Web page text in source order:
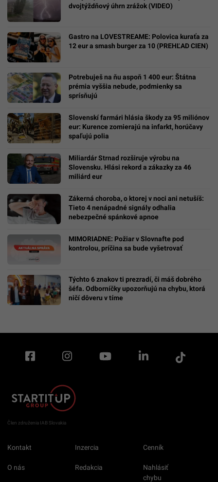
dvojtýždňový úhrn zrážok (VIDEO)
Gastro na LOVESTREAME: Polovica kuraťa za
12 eur a smash burger za 10 (PREHĽAD CIEN)
Potrebuješ na ňu aspoň 1 400 eur: Štátna
prémia vyššia nebude, podmienky sa
sprísňujú
Slovenskí farmári hlásia škody za 95 miliónov
eur: Kurence zomierajú na infarkt, horúčavy
spaľujú polia
Miliardár Strnad rozširuje výrobu na
Slovensku. Hlási rekord a zákazky za 46
miliárd eur
Zákerná choroba, o ktorej v noci ani netušíš:
Tieto 4 nenápadné signály odhalia
nebezpečné spánkové apnoe
MIMORIADNE: Požiar v Slovnafte pod
kontrolou, príčina sa bude vyšetrovať
Týchto 6 znakov ti prezradí, či máš dobrého
šéfa. Odborníčky upozorňujú na chybu, ktorá
ničí dôveru v tíme
Člen združenia IAB Slovakia
Kontakt Inzercia Cenník
O nás Redakcia
Nahlásiť
chybu